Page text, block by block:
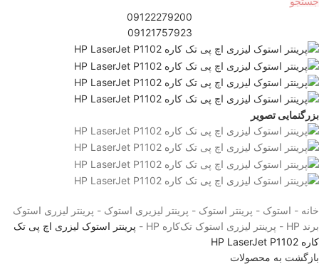
09122279200
09121757923
بزرگنمایی تصویر
خانه - استوک - پرینتر استوک - پرینتر لیزیری استوک - پرینتر لیزری استوک
برند HP
- پرینتر لیزری استوک تک‌کار‌ه HP - پرینتر استوک لیزری اچ پی تک
کاره HP LaserJet P1102
بازگشت به محصولات